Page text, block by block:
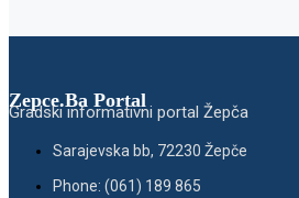
Zepce.Ba Portal
Gradski informativni portal Žepča
Sarajevska bb, 72230 Žepče
Phone: (061) 189 865